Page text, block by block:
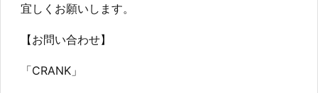
宜しくお願いします。
【お問い合わせ】
「CRANK」